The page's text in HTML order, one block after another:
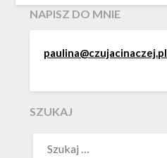
NAPISZ DO MNIE
paulina@czujacinaczej.pl
SZUKAJ